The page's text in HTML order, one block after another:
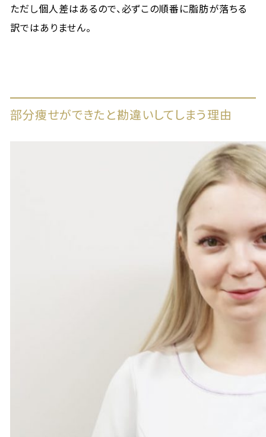
ただし個人差はあるので、必ずこの順番に脂肪が落ちる
訳ではありません。
部分痩せができたと勘違いしてしまう理由